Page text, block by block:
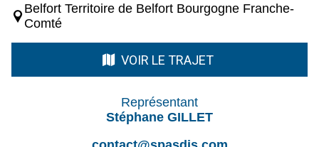
Belfort Territoire de Belfort Bourgogne Franche-
Comté
VOIR LE TRAJET
Représentant
Stéphane GILLET